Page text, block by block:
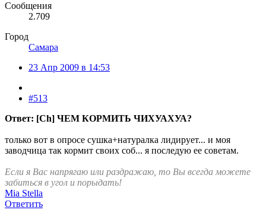
Сообщения
2.709
Город
Самара
23 Апр 2009 в 14:53
#513
Ответ: [Ch] ЧЕМ КОРМИТЬ ЧИХУАХУА?
только вот в опросе сушка+натуралка лидирует... и моя
заводчица так кормит своих соб... я последую ее советам.
Если я Вас напрягаю или раздражаю, то Вы всегда можете
забиться в угол и порыдать!
Mia Stella
Ответить